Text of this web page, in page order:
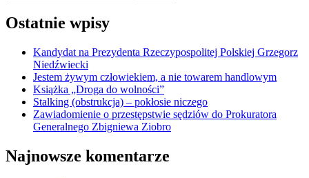
Ostatnie wpisy
Kandydat na Prezydenta Rzeczypospolitej Polskiej Grzegorz
Niedźwiecki
Jestem żywym człowiekiem, a nie towarem handlowym
Książka „Droga do wolności”
Stalking (obstrukcja) – pokłosie niczego
Zawiadomienie o przestępstwie sędziów do Prokuratora
Generalnego Zbigniewa Ziobro
Najnowsze komentarze